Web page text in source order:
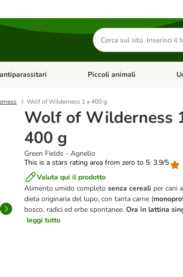
Cerca
prodotti
Gatti Apri Menu Categoria: Diete e
Piccoli animali
Wolf of Wilderness 1 x 400 g
Wolf of Wilderness
400 g
Green Fields - Agnello
This is a stars rating area from zero to 5: 3.9/5
Valuta qui il prodotto
Alimento umido completo senza cereali per cani
dieta originaria del lupo, con tanta carne (
bosco, radici ed erbe spontanee. Ora in lattina
leggi tutto